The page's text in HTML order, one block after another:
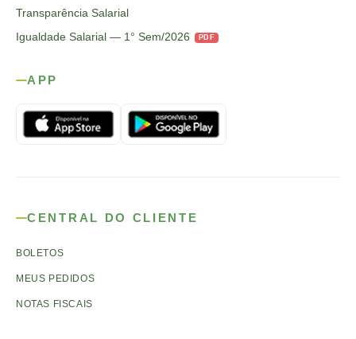
Transparência Salarial
Igualdade Salarial — 1° Sem/2026
PDF
APP
CENTRAL DO CLIENTE
BOLETOS
MEUS PEDIDOS
NOTAS FISCAIS